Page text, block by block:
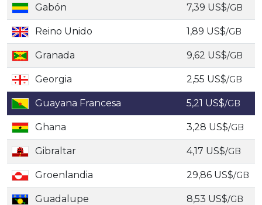
Gabón 7,39 US$/GB
Reino Unido 1,89 US$/GB
Granada 9,62 US$/GB
Georgia 2,55 US$/GB
Guayana Francesa 5,21 US$/GB
Ghana 3,28 US$/GB
Gibraltar 4,17 US$/GB
Groenlandia 29,86 US$/GB
Guadalupe 8,53 US$/GB